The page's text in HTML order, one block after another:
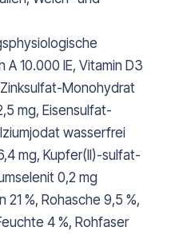
10.000 IE, Vitamin D3
Zinksulfat-Monohydrat
mg, Eisensulfat-
wasserfrei
mg, Kupfer(II)-sulfat-
0,2 mg
21 %, Rohasche 9,5 %,
4 %, Rohfaser